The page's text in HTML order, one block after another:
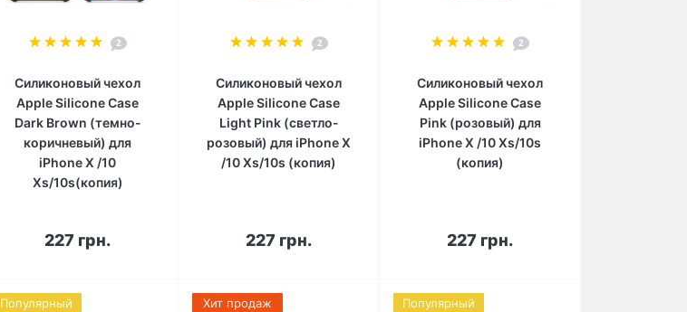
2
Силиконовый чехол
Apple Silicone Case
Dark Brown (темно-
коричневый) для
iPhone X /10
Xs/10s(копия)
227 грн.
В корзину
2
Силиконовый чехол
Apple Silicone Case
Light Pink (светло-
розовый) для iPhone X
/10 Xs/10s (копия)
227 грн.
В корзину
2
Силиконовый чехол
Apple Silicone Case
Pink (розовый) для
iPhone X /10 Xs/10s
(копия)
227 грн.
В корзину
Популярный Хит продаж Популярный